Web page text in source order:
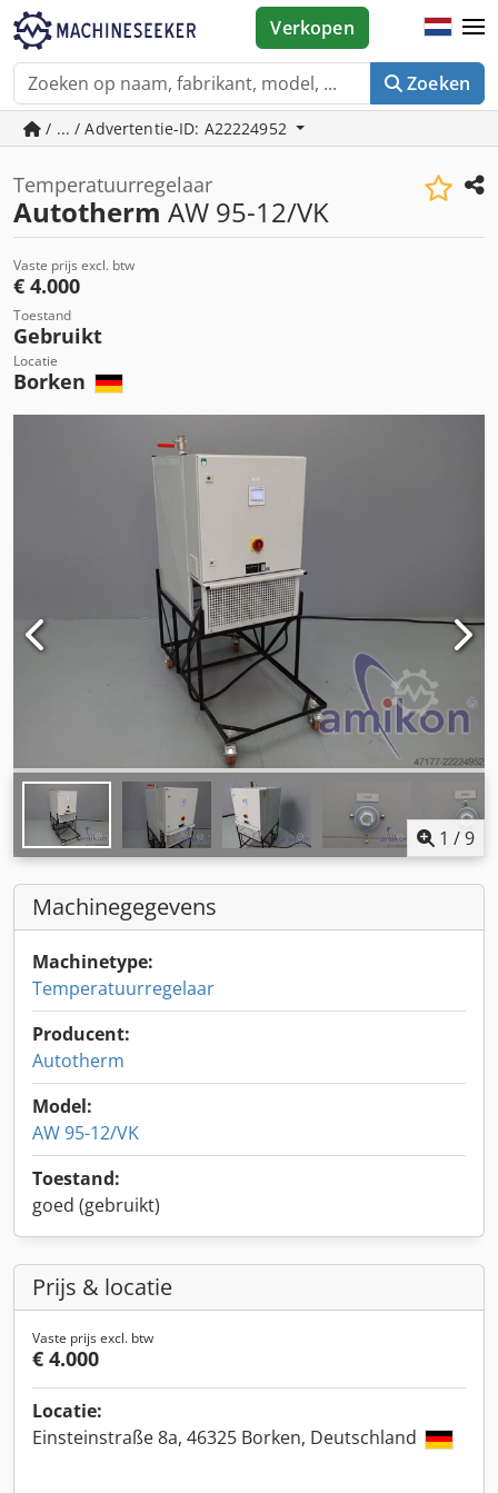
Zoeken
Verkopen
/ ... / Advertentie-ID: A22224952
Temperatuurregelaar
Autotherm AW 95-12/VK
Vaste prijs excl. btw
€ 4.000
Toestand
Gebruikt
Locatie
Borken
1 /9
Machinegegevens
Machinetype:
Temperatuurregelaar
Producent:
Autotherm
Model:
AW 95-12/VK
Toestand:
goed (gebruikt)
Prijs & locatie
Vaste prijs excl. btw
€ 4.000
Locatie:
Einsteinstraße 8a, 46325 Borken, Deutschland